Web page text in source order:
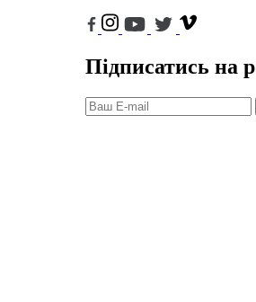
Підписатись на